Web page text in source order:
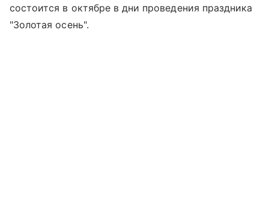
состоится в октябре в дни проведения праздника
"Золотая осень".